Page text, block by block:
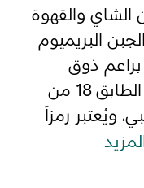
الشاي والقهوة
البريميوم
ذوق
الجميع. يقع مقهى لاونج في الطابق 18 من
ويُعتبر رمزاً